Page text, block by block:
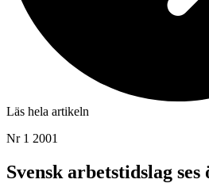
Läs hela artikeln
Nr 1 2001
Svensk arbetstidslag ses